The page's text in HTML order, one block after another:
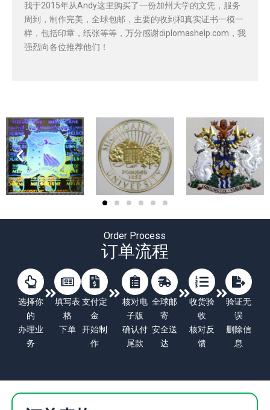
我于2015年从Andy这里购买了一份加州大学的文凭，服务
周到，制作完美，全球包邮，主要的收到和真实证书一模一
样，包括印章，纸张等等，万分感谢diplomashelp.com，我
强烈向各位推荐他们！
Order Process
订单流程
选择你
的
办理业
务
填写表
格
下单
支付定
金
开始制
作
核对电
子版
确认付
尾款
全球邮
寄
安全送
达
收货验
收
核对反
馈
验证无
误
删除信
息